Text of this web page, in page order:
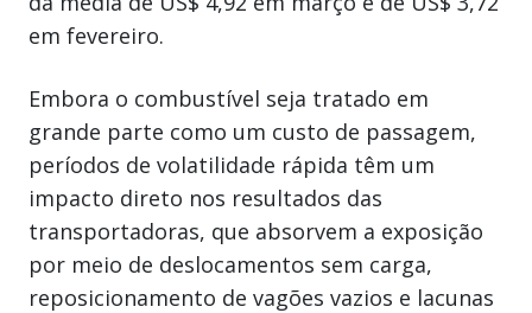
em fevereiro.
Embora o combustível seja tratado em
grande parte como um custo de passagem,
períodos de volatilidade rápida têm um
impacto direto nos resultados das
transportadoras, que absorvem a exposição
por meio de deslocamentos sem carga,
reposicionamento de vagões vazios e lacunas